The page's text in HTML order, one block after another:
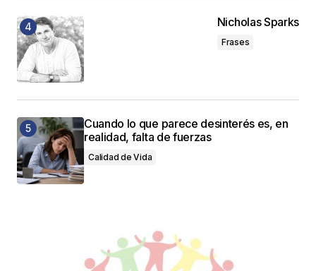
Nicholas Sparks
Frases
Cuando lo que parece desinterés es, en
realidad, falta de fuerzas
Calidad de Vida